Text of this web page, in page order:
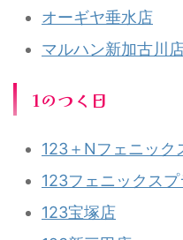
オーギヤ垂水店
マルハン新加古川
1のつく日
123＋Nフェニック
123フェニックス
123宝塚店